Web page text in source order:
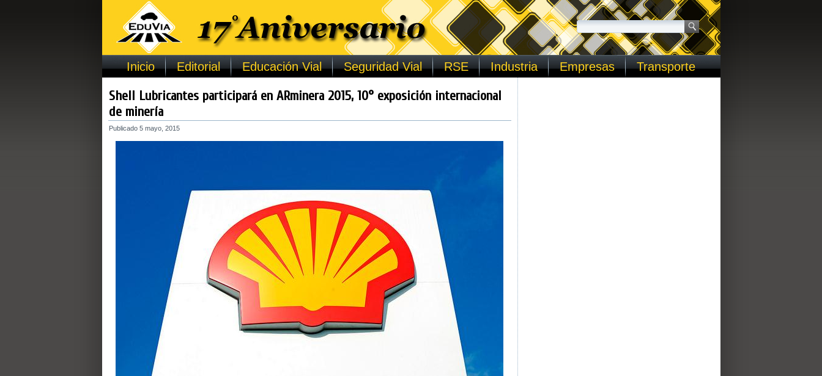
Inicio Editorial Educación Vial Seguridad Vial RSE Industria Empresas Transporte
Shell Lubricantes participará en ARminera 2015, 10° exposición internacional
de minería
Publicado 5 mayo, 2015